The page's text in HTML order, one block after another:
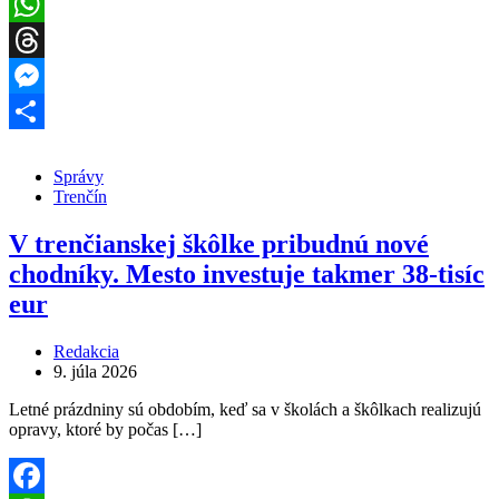
Facebook
WhatsApp
Threads
Messenger
Správy
Trenčín
V trenčianskej škôlke pribudnú nové
chodníky. Mesto investuje takmer 38-tisíc
eur
Redakcia
9. júla 2026
Letné prázdniny sú obdobím, keď sa v školách a škôlkach realizujú
opravy, ktoré by počas […]